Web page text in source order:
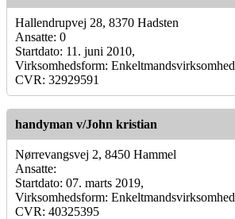
Hallendrupvej 28, 8370 Hadsten
Ansatte: 0
Startdato: 11. juni 2010,
Virksomhedsform: Enkeltmandsvirksomhed
CVR: 32929591
handyman v/John kristian
Nørrevangsvej 2, 8450 Hammel
Ansatte:
Startdato: 07. marts 2019,
Virksomhedsform: Enkeltmandsvirksomhed
CVR: 40325395